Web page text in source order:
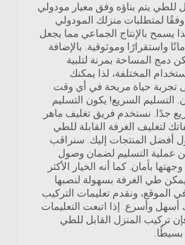
للطي يتم بناؤه وفق معيار مودولي
وفقًا لمتطلبات منزلك المودولي
يسمح بالإنتاج الجماعي مما يجعل
واستقرارًا وموثوقية. بالإضافة
دمج المساحة بمرنة لتلبية
المختلفة، لذا يمكنك
تجربة حياة مريحة في أي وقت
التسليم السريع! يكون التسليم
جدًا. نستخدم فريق تغليف ماهر
لتغليف الغرفة القابلة للطي
أفضل المنتجات إليك. سنراقب
التسليم لضمان وصول
بأمان. كما أنه الخيار الأكثر
طي الغرفة بسهولة لنصبها
الموقع، ونقدم تعليمات التركيب
أسهل وأسرع. إذا اتبعت التعليمات
فإن تركيب المنزل القابل للطي